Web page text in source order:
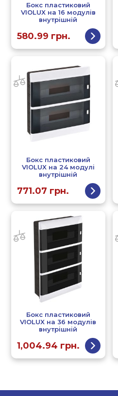
Бокс пластиковий
VIOLUX на 16 модулів
внутрішній
580.99 грн.
Бокс пластиковий
VIOLUX на 24 модулі
внутрішній
771.07 грн.
Бокс пластиковий
VIOLUX на 36 модулів
внутрішній
1,004.94 грн.